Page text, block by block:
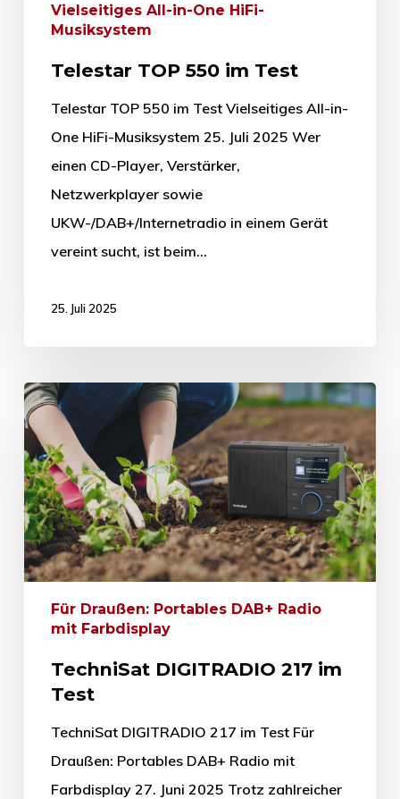
Vielseitiges All-in-One HiFi-
Musiksystem
Telestar TOP 550 im Test
Telestar TOP 550 im Test Vielseitiges All-in-
One HiFi-Musiksystem 25. Juli 2025 Wer
einen CD-Player, Verstärker,
Netzwerkplayer sowie
UKW-/DAB+/Internetradio in einem Gerät
vereint sucht, ist beim…
25. Juli 2025
Für Draußen: Portables DAB+ Radio
mit Farbdisplay
TechniSat DIGITRADIO 217 im
Test
TechniSat DIGITRADIO 217 im Test Für
Draußen: Portables DAB+ Radio mit
Farbdisplay 27. Juni 2025 Trotz zahlreicher